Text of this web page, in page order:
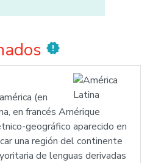
new_releases
(en
en francés Amérique
geográfico aparecido en
una región del continente
de lenguas derivadas